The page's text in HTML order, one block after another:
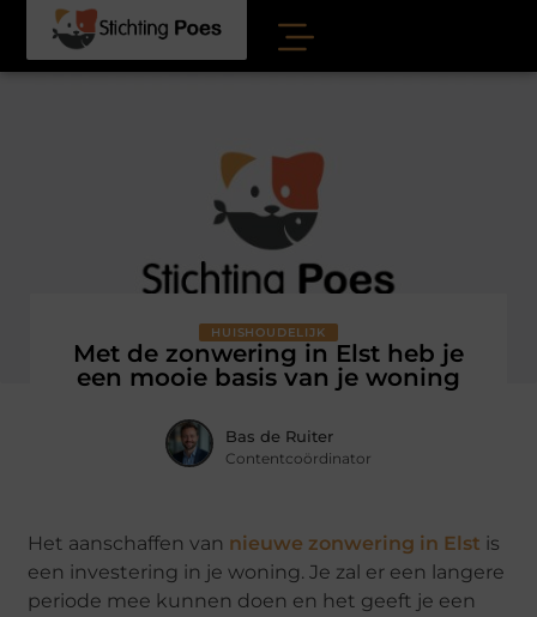
HUISHOUDELIJK
Met de zonwering in Elst heb je
een mooie basis van je woning
Bas de Ruiter
Contentcoördinator
Het aanschaffen van nieuwe zonwering in Elst is
een investering in je woning. Je zal er een langere
periode mee kunnen doen en het geeft je een